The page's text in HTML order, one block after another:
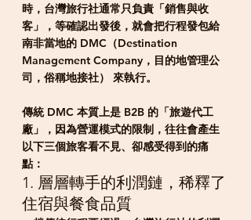
時，台灣旅行社通常只負責「銷售與收
客」，等確認出發後，就會把行程發包給
南非當地的 DMC（Destination
Management Company，目的地管理公
司，俗稱地接社）
來執行。
傳統 DMC 本質上是 B2B 的「旅遊代工
廠」
，因為營運模式的限制，往往會產生
以下三個旅客看不見、卻感受得到的痛
點：
1. 層層轉手的利潤鏈，稀釋了
住宿與餐食品質